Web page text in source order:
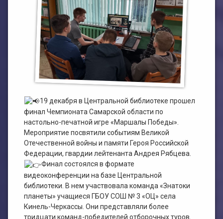
План работы филиала №1
План работы филиала №2
ЭЛЕКТРОННЫЙ КАТАЛОГ
19 декабря в Центральной библиотеке прошел
финал Чемпионата Самарской области по
настольно-печатной игре «Маршалы Победы».
Мероприятие посвятили событиям Великой
Отечественной войны и памяти Героя Российской
Федерации, гвардии лейтенанта Андрея Рябцева.
Финал состоялся в формате
видеоконференции на базе Центральной
библиотеки. В нем участвовала команда «Знатоки
планеты» учащиеся ГБОУ СОШ № 3 «ОЦ» села
Кинель-Черкассы. Они представляли более
тридцати команд-победителей отборочных туров.